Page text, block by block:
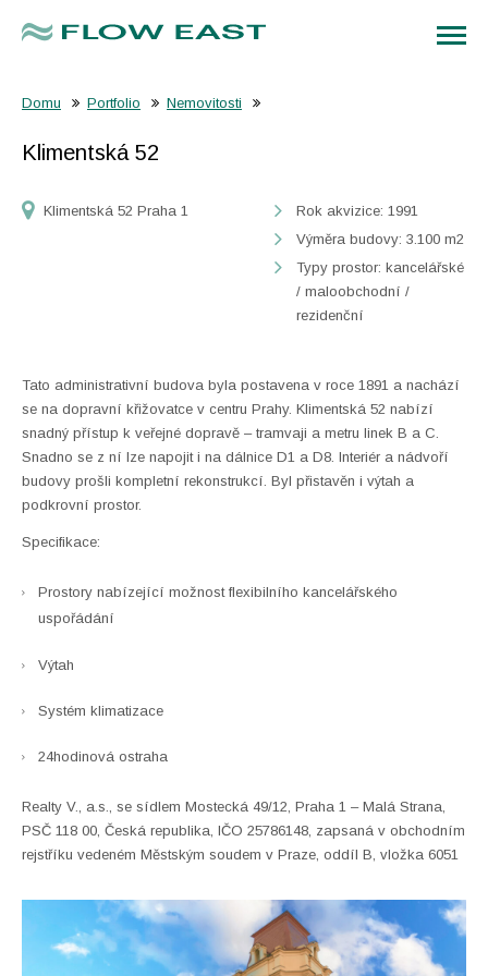
Domu Portfolio Nemovitosti
Klimentská 52
Klimentská 52 Praha 1
Rok akvizice: 1991
Výměra budovy: 3.100 m2
Typy prostor: kancelářské
/ maloobchodní /
rezidenční
Tato administrativní budova byla postavena v roce 1891 a nachází
se na dopravní křižovatce v centru Prahy. Klimentská 52 nabízí
snadný přístup k veřejné dopravě – tramvaji a metru linek B a C.
Snadno se z ní lze napojit i na dálnice D1 a D8. Interiér a nádvoří
budovy prošli kompletní rekonstrukcí. Byl přistavěn i výtah a
podkrovní prostor.
Specifikace:
Prostory nabízející možnost flexibilního kancelářského
uspořádání
Výtah
Systém klimatizace
24hodinová ostraha
Realty V., a.s., se sídlem Mostecká 49/12, Praha 1 – Malá Strana,
PSČ 118 00, Česká republika, IČO 25786148, zapsaná v obchodním
rejstříku vedeném Městským soudem v Praze, oddíl B, vložka 6051